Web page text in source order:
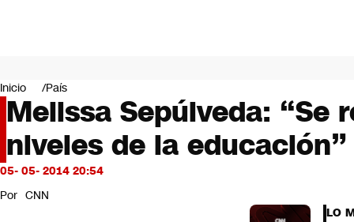
Mundo
Negocios
Deportes
Programas completos
Cultura
Servicios
Bits
CNN Data
Inicio País
Melissa Sepúlveda:
niveles de la educación”
05- 05- 2014 20:54
Por CNN
LO